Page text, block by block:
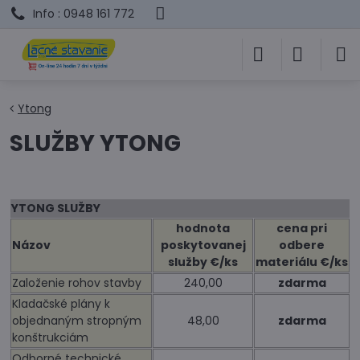
Info : 0948 161 772
Ytong
SLUŽBY YTONG
YTONG SLUŽBY
Názov
hodnota
poskytovanej
služby €/ks
cena pri
odbere
materiálu €/ks
Založenie rohov stavby
240,00
zdarma
Kladačské plány k
objednaným stropným
konštrukciám
48,00 zdarma